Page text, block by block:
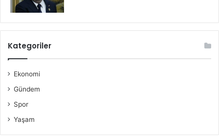
Kategoriler
Ekonomi
Gündem
Spor
Yaşam